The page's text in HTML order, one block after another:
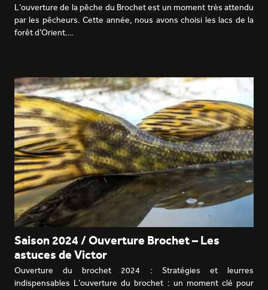
L’ouverture de la pêche du Brochet est un moment très attendu
par les pêcheurs. Cette année, nous avons choisi les lacs de la
forêt d’Orient.…
Saison 2024 / Ouverture Brochet – Les
astuces de Victor
Ouverture du brochet 2024 : Stratégies et leurres
indispensables L’ouverture du brochet : un moment clé pour